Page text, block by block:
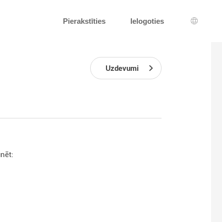
Pierakstīties Ielogoties
Uzdevumi